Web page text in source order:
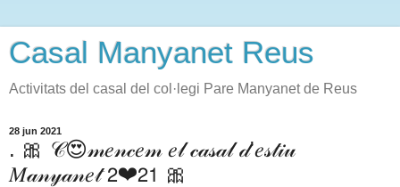
Casal Manyanet Reus
Activitats del casal del col·legi Pare Manyanet de Reus
28 jun 2021
. 🎀 𝒞😍𝓂𝑒𝓃𝒸𝑒𝓂 𝑒𝓁 𝒸𝒶𝓈𝒶𝓁 𝒹'𝑒𝓈𝓉𝒾𝓊
𝑀𝒶𝓃𝓎𝒶𝓃𝑒𝓉 𝟤❤𝟤𝟣 🎀